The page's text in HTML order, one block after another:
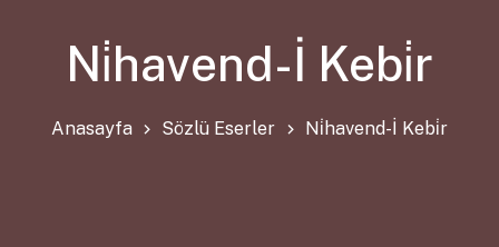
Ni̇havend-İ Kebi̇r
Anasayfa Sözlü Eserler Ni̇havend-İ Kebi̇r